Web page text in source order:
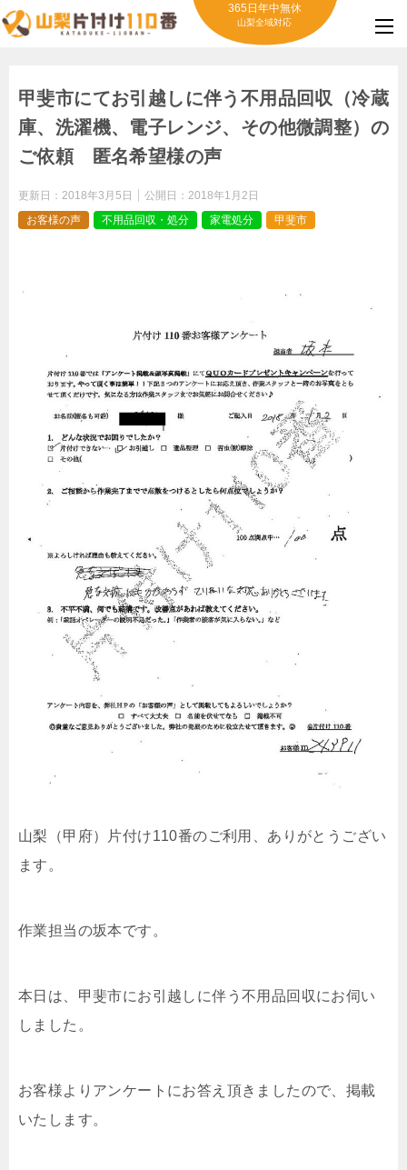
365日年中無休
山梨全域対応
甲斐市にてお引越しに伴う不用品回収（冷蔵
庫、洗濯機、電子レンジ、その他微調整）の
ご依頼 匿名希望様の声
更新日： 2018年3月5日 公開日： 2018年1月2日
お客様の声
不用品回収・処分 家電処分 甲斐市
山梨（甲府）片付け110番のご利用、ありがとうござい
ます。
作業担当の坂本です。
本日は、甲斐市にお引越しに伴う不用品回収にお伺い
しました。
お客様よりアンケートにお答え頂きましたので、掲載
いたします。